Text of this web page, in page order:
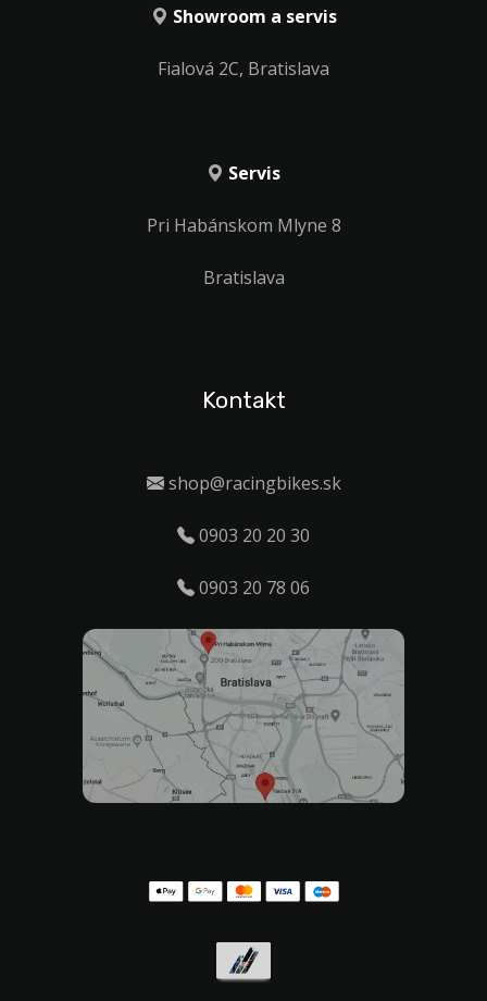
Showroom a servis
Fialová 2C, Bratislava
Servis
Pri Habánskom Mlyne 8
Bratislava
Kontakt
shop@racingbikes.sk
0903 20 20 30
0903 20 78 06